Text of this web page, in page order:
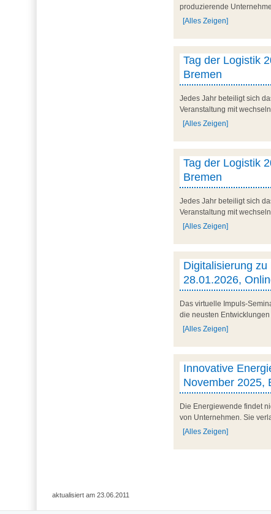
produzierende
[Alles Zeigen]
Tag der Logistik
Bremen
Jedes Jahr beteiligt sich
Veranstaltung mit
[Alles Zeigen]
Tag der Logistik
Bremen
Jedes Jahr beteiligt sich
Veranstaltung mit
[Alles Zeigen]
Digitalisierung
28.01.2026,
Das virtuelle Impuls-
die neusten
[Alles Zeigen]
Innovative
November 2025,
Die Energiewende findet
von Unternehmen. Sie
[Alles Zeigen]
aktualisiert am 23.06.2011